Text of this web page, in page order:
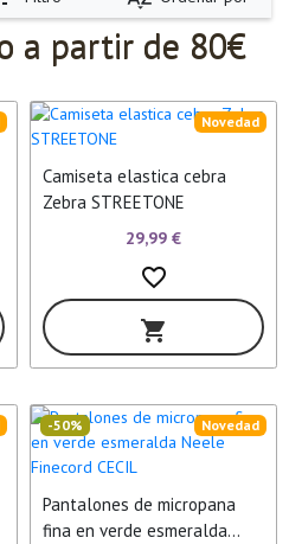
a partir de 80€
Camiseta elastica cebra
Zebra STREETONE
Novedad
29,99 €
favorite_border
shopping_cart
Pantalones de micropana
fina en verde esmeralda
Novedad
-50%